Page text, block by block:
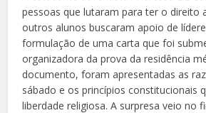
pessoas que lutaram para ter o direito
outros alunos buscaram apoio de
formulação de uma carta que foi
organizadora da prova da residência
documento, foram apresentadas as
sábado e os princípios constitucionais
liberdade religiosa. A surpresa veio no